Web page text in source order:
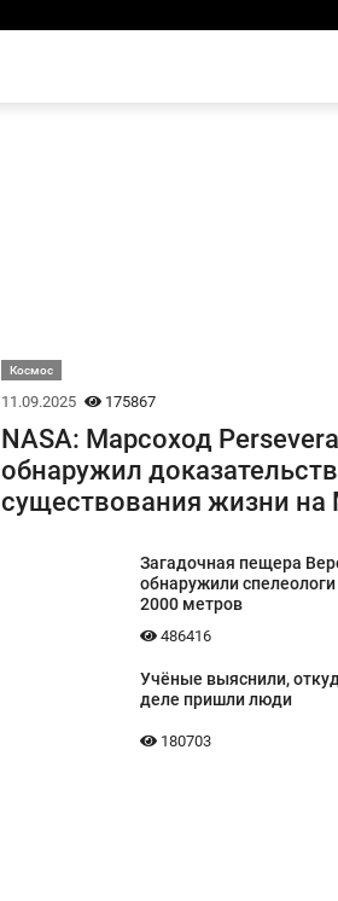
Космос
11.09.2025 175867
NASA: Марсоход
обнаружил
существования жизни на
Загадочная пещера
обнаружили спелеологи
2000 метров
486416
Учёные выяснили,
деле пришли люди
180703